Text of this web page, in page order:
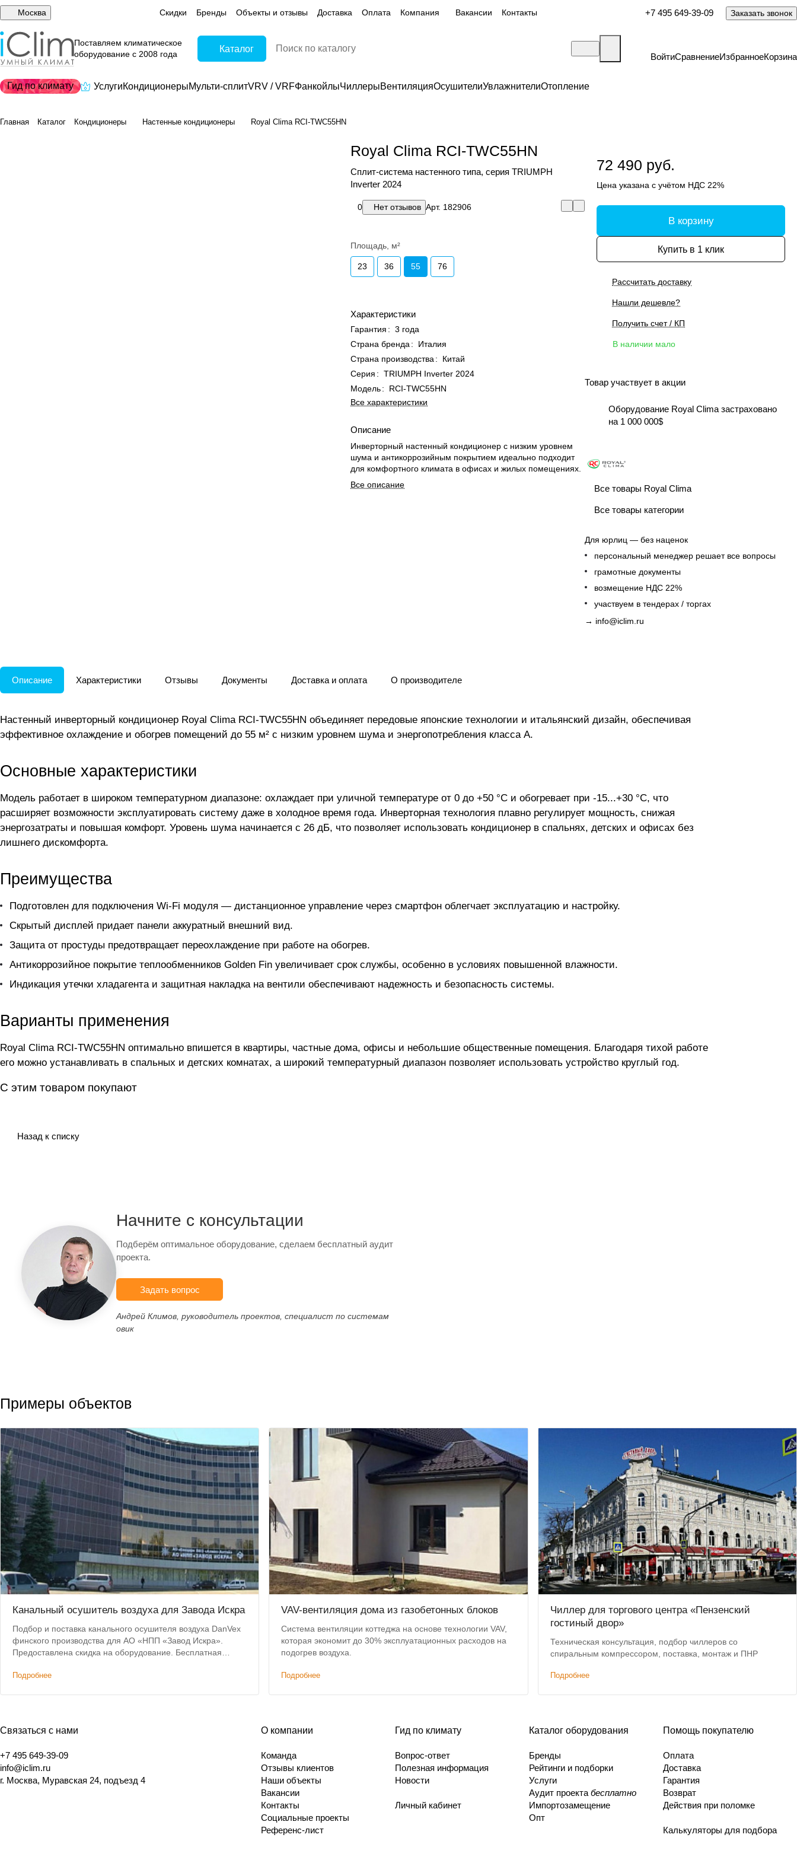
Москва Скидки Бренды Объекты и отзывы Доставка Оплата Компания Вакансии Контакты +7 495 649-39-09 Заказать звонок
Поставляем климатическое
оборудование с 2008 года
Каталог
ВойтиСравнениеИзбранноеКорзина
Гид по климату УслугиКондиционерыМульти-сплитVRV / VRFФанкойлыЧиллерыВентиляцияОсушителиУвлажнителиОтопление
Главная Каталог Кондиционеры Настенные кондиционеры Royal Clima RCI-TWC55HN
Royal Clima RCI-TWC55HN
Сплит-система настенного типа, серия TRIUMPH
Inverter 2024
0 Нет отзывов Арт. 182906
Площадь, м²
23 36 55 76
Характеристики
Гарантия : 3 года
Страна бренда :
Италия
Страна производства :
Китай
Серия : TRIUMPH Inverter 2024
Модель:
RCI-TWC55HN
Все характеристики
Описание
Инверторный настенный кондиционер с низким уровнем
шума и антикоррозийным покрытием идеально подходит
для комфортного климата в офисах и жилых помещениях.
Все описание
72 490 руб.
Цена указана с учётом НДС 22%
В корзину
Купить в 1 клик
Рассчитать доставку
Нашли дешевле?
Получить счет / КП
В наличии мало
Товар участвует в акции
Оборудование Royal Clima застраховано
на 1 000 000$
Все товары Royal Clima
Все товары категории
Для юрлиц — без наценок
персональный менеджер решает все вопросы
грамотные документы
возмещение НДС 22%
участвуем в тендерах / торгах
→ info@iclim.ru
Описание Характеристики Отзывы Документы Доставка и оплата О производителе
Настенный инверторный кондиционер Royal Clima RCI-TWC55HN объединяет передовые японские технологии и итальянский дизайн, обеспечивая
эффективное охлаждение и обогрев помещений до 55 м² с низким уровнем шума и энергопотребления класса А.
Основные характеристики
Модель работает в широком температурном диапазоне: охлаждает при уличной температуре от 0 до +50 °C и обогревает при -15...+30 °C, что
расширяет возможности эксплуатировать систему даже в холодное время года. Инверторная технология плавно регулирует мощность, снижая
энергозатраты и повышая комфорт. Уровень шума начинается с 26 дБ, что позволяет использовать кондиционер в спальнях, детских и офисах без
лишнего дискомфорта.
Преимущества
Подготовлен для подключения Wi-Fi модуля — дистанционное управление через смартфон облегчает эксплуатацию и настройку.
Скрытый дисплей придает панели аккуратный внешний вид.
Защита от простуды предотвращает переохлаждение при работе на обогрев.
Антикоррозийное покрытие теплообменников Golden Fin увеличивает срок службы, особенно в условиях повышенной влажности.
Индикация утечки хладагента и защитная накладка на вентили обеспечивают надежность и безопасность системы.
Варианты применения
Royal Clima RCI-TWC55HN оптимально впишется в квартиры, частные дома, офисы и небольшие общественные помещения. Благодаря тихой работе
его можно устанавливать в спальных и детских комнатах, а широкий температурный диапазон позволяет использовать устройство круглый год.
С этим товаром покупают
Назад к списку
Начните с консультации
Подберём оптимальное оборудование, сделаем бесплатный аудит
проекта.
Задать вопрос
Андрей Климов, руководитель проектов, специалист по системам
овик
Примеры объектов
Канальный осушитель воздуха для Завода Искра
Подбор и поставка канального осушителя воздуха DanVex
финского производства для АО «НПП «Завод Искра».
Предоставлена скидка на оборудование. Бесплатная
Подробнее
VAV-вентиляция дома из газобетонных блоков
Система вентиляции коттеджа на основе технологии VAV,
которая экономит до 30% эксплуатационных расходов на
подогрев воздуха.
Подробнее
Чиллер для торгового центра «Пензенский
гостиный двор»
Техническая консультация, подбор чиллеров со
спиральным компрессором, поставка, монтаж и ПНР
Подробнее
Связаться с нами
+7 495 649-39-09
info@iclim.ru
г. Москва, Муравская 24, подъезд 4
О компании
Команда
Отзывы клиентов
Наши объекты
Вакансии
Контакты
Социальные проекты
Референс-лист
Гид по климату
Вопрос-ответ
Полезная информация
Новости
Личный кабинет
Каталог оборудования
Бренды
Рейтинги и подборки
Услуги
Аудит проекта бесплатно
Импортозамещение
Опт
Помощь покупателю
Оплата
Доставка
Гарантия
Возврат
Действия при поломке
Калькуляторы для подбора